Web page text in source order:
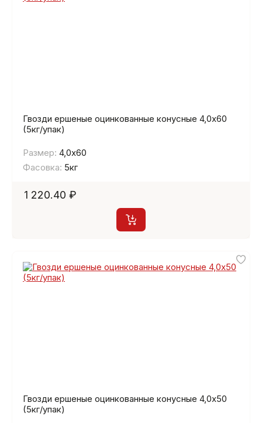
Гвозди ершеные оцинкованные конусные 4,0х60
(5кг/упак)
Размер: 4,0х60
Фасовка: 5кг
1 220.40 ₽
Гвозди ершеные оцинкованные конусные 4,0х50
(5кг/упак)